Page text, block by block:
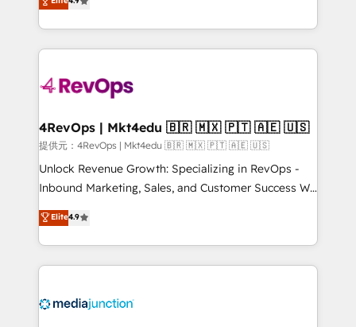
HubSpot experience ✔️Flexible pricing models —
Hourly-fee (assigned one Dedicated HubSpot
requirement). ✔️Helped over 25,000+ customers so
far with our HubSpot solutions. ✔️Bespoke apps &
on-demand bundle services. Connect with us today!
HubSpot and willing to work hand-in-hand with your
team to simplify the complex and build a better
experience for your team and customers.
4RevOps | Mkt4edu 🇧🇷 🇲🇽 🇵🇹 🇦🇪 🇺🇸
提供元：4RevOps | Mkt4edu 🇧🇷 🇲🇽 🇵🇹 🇦🇪 🇺🇸
Unlock Revenue Growth: Specializing in RevOps -
Inbound Marketing, Sales, and Customer Success We
specialize in driving revenue growth for companies
across industries through tailored marketing, sales,
and customer success strategies, utilizing RevOps
methodologies. As Latin America's largest HubSpot
offer unparalleled insights. Operating in five
Elite4.9